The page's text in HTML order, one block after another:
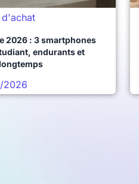
d'achat
2026 : 3 smartphones
endurants et
2026